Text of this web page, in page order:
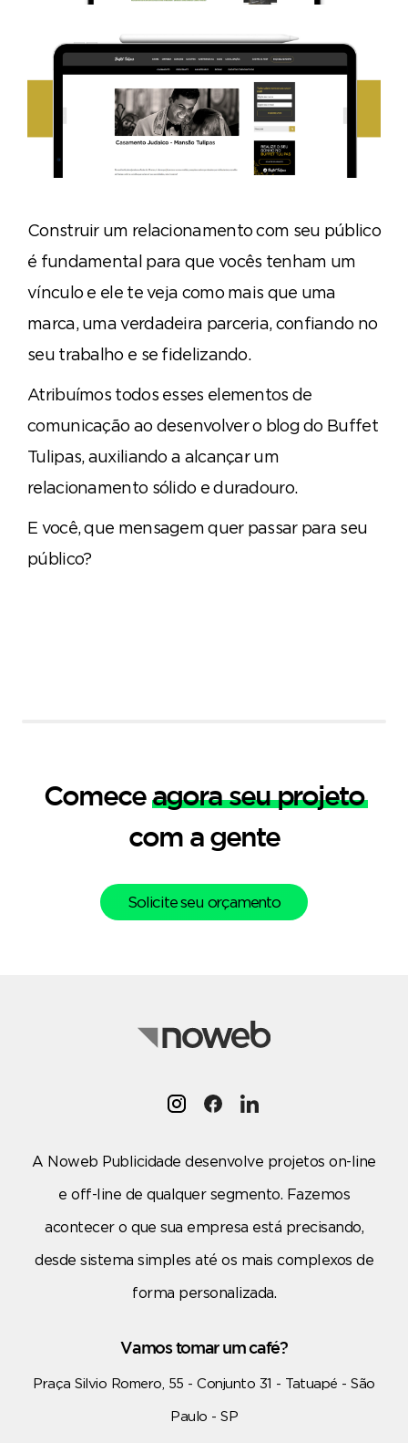
Construir um relacionamento com seu público
é fundamental para que vocês tenham um
vínculo e ele te veja como mais que uma
marca, uma verdadeira parceria, confiando no
seu trabalho e se fidelizando.
Atribuímos todos esses elementos de
comunicação ao desenvolver o blog do Buffet
Tulipas, auxiliando a alcançar um
relacionamento sólido e duradouro.
E você, que mensagem quer passar para seu
público?
Comeceagora seu projeto
com a gente
Solicite seu orçamento
A Noweb Publicidade desenvolve projetos on-line
e off-line de qualquer segmento. Fazemos
acontecer o que sua empresa está precisando,
desde sistema simples até os mais complexos de
forma personalizada.
Vamos tomar um café?
Praça Silvio Romero, 55 - Conjunto 31 - Tatuapé - São
Paulo - SP